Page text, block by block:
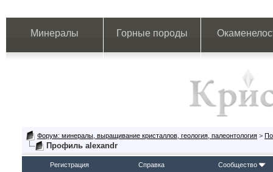
Минералы Горные породы
Форум: минералы, выращивание кристаллов, геология, палеонтология >
Профиль alexandr
Регистрация Справка Сообщество